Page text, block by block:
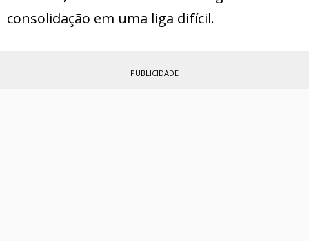
consolidação em uma liga difícil.
PUBLICIDADE